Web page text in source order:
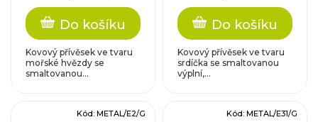
Do košíku
Kovový přívěsek ve tvaru
mořské hvězdy se
smaltovanou...
Do košíku
Kovový přívěsek ve tvaru
srdíčka se smaltovanou
výplní,...
Kód: METAL/E2/G Kód: METAL/E31/G